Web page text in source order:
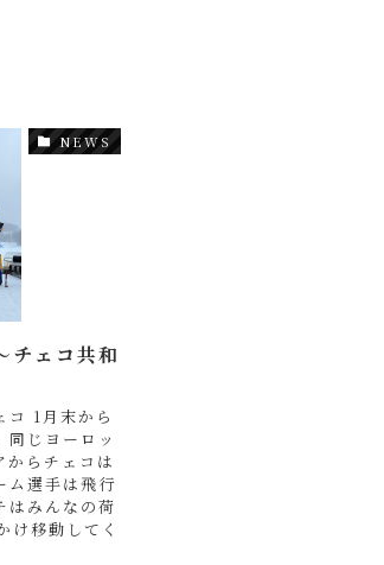
NEWS
ェコ共和
1月末から
じヨーロッ
からチェコは
ム選手は飛行
はみんなの荷
け移動してく